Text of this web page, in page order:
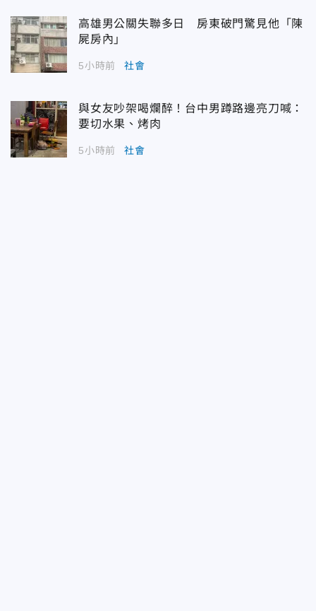
高雄男公關失聯多日 房東破門驚見他「陳
屍房內」
5小時前 社會
與女友吵架喝爛醉！台中男蹲路邊亮刀喊：
要切水果、烤肉
5小時前 社會